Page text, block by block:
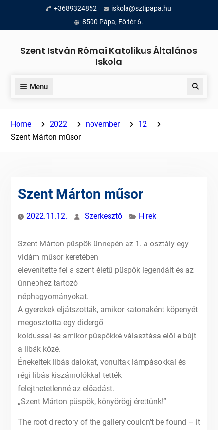
content
+3689324852
iskola@sztipapa.hu
8500 Pápa, Fő tér 6.
Szent István Római Katolikus Általános
Iskola
Menu Search
Home 2022 november
12
Szent Márton műsor
Szent Márton műsor
2022.11.12. Szerkesztő Hírek
Szent Márton püspök ünnepén az 1. a osztály egy
vidám műsor keretében
elevenítette fel a szent életű püspök legendáit és az
ünnephez tartozó
néphagyományokat.
A gyerekek eljátszották, amikor katonaként köpenyét
megosztotta egy didergő
koldussal és amikor püspökké választása elől elbújt
a libák közé.
Énekeltek libás dalokat, vonultak lámpásokkal és
régi libás kiszámolókkal tették
felejthetetlenné az előadást.
„Szent Márton püspök, könyörögj érettünk!”
The root directory of the gallery couldn't be found – it